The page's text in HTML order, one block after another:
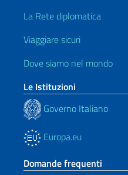
La Rete diplomatica
Viaggiare sicuri
Dove siamo nel mondo
Le Istituzioni
Governo Italiano
Europa.eu
Domande frequenti